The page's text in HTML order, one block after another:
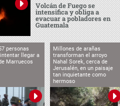
Volcán de Fuego se
intensifica y obliga a
evacuar a pobladores en
Guatemala
personas
llegar a
Marruecos
Millones de arañas
transforman el arroyo
Nahal Sorek, cerca de
Jerusalén, en un paisaje
tan inquietante como
hermoso